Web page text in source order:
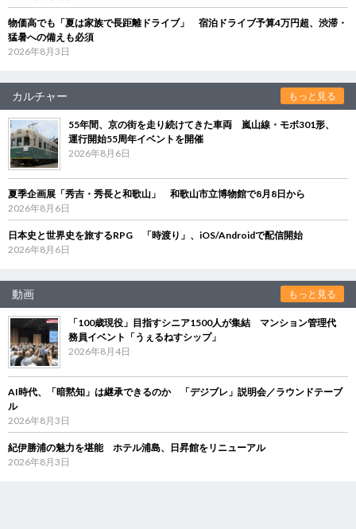
物価高でも「夏は家族で長距離ドライブ」 宿泊ドライブ予算4万円超、渋滞・
猛暑への備えも必須
2026年8月3日
カルチャー もっと見る
55年間、京の街を走り続けてきた車両 嵐山線・モボ301形、
運行開始55周年イベントを開催
2026年8月6日
夏季企画展「秀吉・秀長と和歌山」 和歌山市立博物館で8月8日から
2026年8月6日
日本史と世界史を旅するRPG 「時渡り」、iOS/Androidで配信開始
2026年8月6日
動画 もっと見る
「100歳現役」目指すシニア1500人が集結 マンション管理代
務員イベント「うぇるねすシップ」
2026年8月4日
AI時代、「暗黙知」は継承できるのか 「デジブレ」説明会／ラウンドテーブ
ル
2026年8月3日
紀伊勝浦の魅力を堪能 ホテル浦島、日昇館をリニューアル
2026年8月3日